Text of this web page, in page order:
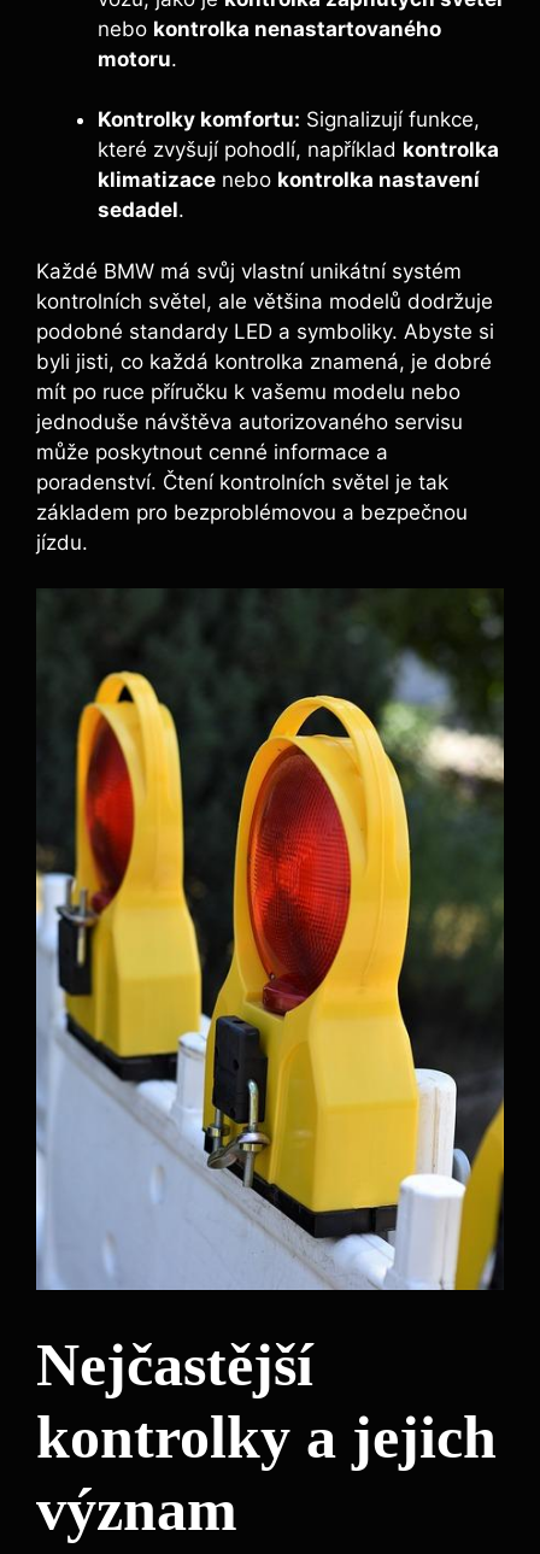
nebo kontrolka nenastartovaného
motoru.
Kontrolky komfortu: Signalizují funkce,
které zvyšují pohodlí, například kontrolka
klimatizace nebo kontrolka nastavení
sedadel.
Každé BMW má svůj vlastní unikátní systém
kontrolních světel, ale většina modelů dodržuje
podobné standardy LED a symboliky. Abyste si
byli jisti, co každá kontrolka znamená, je dobré
mít po ruce příručku k vašemu modelu nebo
jednoduše návštěva autorizovaného servisu
může poskytnout cenné informace a
poradenství. Čtení kontrolních světel je tak
základem pro bezproblémovou a bezpečnou
jízdu.
Nejčastější
kontrolky a jejich
význam